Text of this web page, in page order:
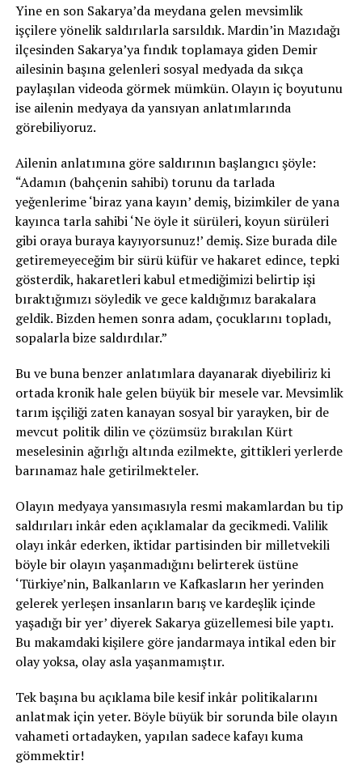
Yine en son Sakarya’da meydana gelen mevsimlik
işçilere yönelik saldırılarla sarsıldık. Mardin’in Mazıdağı
ilçesinden Sakarya’ya fındık toplamaya giden Demir
ailesinin başına gelenleri sosyal medyada da sıkça
paylaşılan videoda görmek mümkün. Olayın iç boyutunu
ise ailenin medyaya da yansıyan anlatımlarında
görebiliyoruz.
Ailenin anlatımına göre saldırının başlangıcı şöyle:
“Adamın (bahçenin sahibi) torunu da tarlada
yeğenlerime ‘biraz yana kayın’ demiş, bizimkiler de yana
kayınca tarla sahibi ‘Ne öyle it sürüleri, koyun sürüleri
gibi oraya buraya kayıyorsunuz!’ demiş. Size burada dile
getiremeyeceğim bir sürü küfür ve hakaret edince, tepki
gösterdik, hakaretleri kabul etmediğimizi belirtip işi
bıraktığımızı söyledik ve gece kaldığımız barakalara
geldik. Bizden hemen sonra adam, çocuklarını topladı,
sopalarla bize saldırdılar.”
Bu ve buna benzer anlatımlara dayanarak diyebiliriz ki
ortada kronik hale gelen büyük bir mesele var. Mevsimlik
tarım işçiliği zaten kanayan sosyal bir yarayken, bir de
mevcut politik dilin ve çözümsüz bırakılan Kürt
meselesinin ağırlığı altında ezilmekte, gittikleri yerlerde
barınamaz hale getirilmekteler.
Olayın medyaya yansımasıyla resmi makamlardan bu tip
saldırıları inkâr eden açıklamalar da gecikmedi. Valilik
olayı inkâr ederken, iktidar partisinden bir milletvekili
böyle bir olayın yaşanmadığını belirterek üstüne
‘Türkiye’nin, Balkanların ve Kafkasların her yerinden
gelerek yerleşen insanların barış ve kardeşlik içinde
yaşadığı bir yer’ diyerek Sakarya güzellemesi bile yaptı.
Bu makamdaki kişilere göre jandarmaya intikal eden bir
olay yoksa, olay asla yaşanmamıştır.
Tek başına bu açıklama bile kesif inkâr politikalarını
anlatmak için yeter. Böyle büyük bir sorunda bile olayın
vahameti ortadayken, yapılan sadece kafayı kuma
gömmektir!